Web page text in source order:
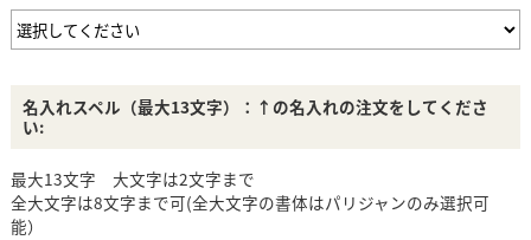
名入れスペル（最大13文字）：↑の名入れの注文をしてくださ
い:
最大13文字 大文字は2文字まで
全大文字は8文字まで可(全大文字の書体はパリジャンのみ選択可
能）